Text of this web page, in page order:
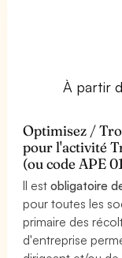
À partir
Optimisez /
pour l'activité
(ou code APE
Il estobligatoire
pour toutes les
primaire des
d'entreprise